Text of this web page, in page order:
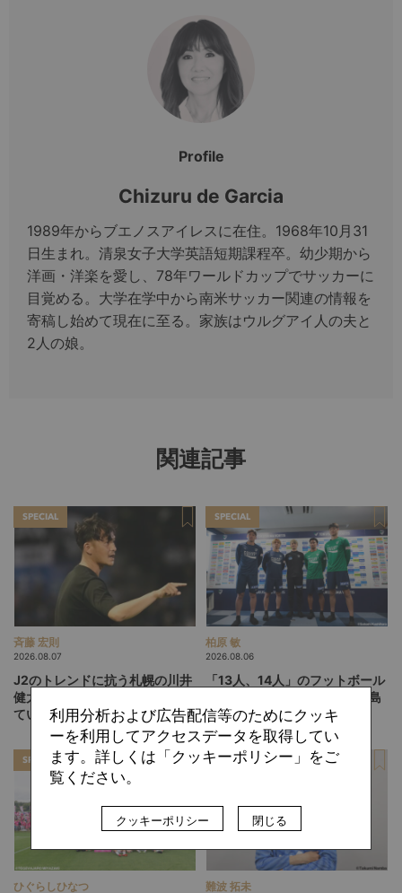
Profile
Chizuru de Garcia
1989年からブエノスアイレスに在住。1968年10月31
日生まれ。清泉女子大学英語短期課程卒。幼少期から
洋画・洋楽を愛し、78年ワールドカップでサッカーに
目覚める。大学在学中から南米サッカー関連の情報を
寄稿し始めて現在に至る。家族はウルグアイ人の夫と
2人の娘。
関連記事
SPECIAL
斉藤 宏則
2026.08.07
J2のトレンドに抗う札幌の川井
健太スタイル。「相手を突破し
ていく」鍵は多彩なWG陣の仕
SPECIAL
柏原 敏
2026.08.06
「13人、14人」のフットボール
は実現するか。吉本監督の徳島
ヴォルティスが描く“新章”
SPECIAL
ひぐらしひなつ
SPECIAL
難波 拓未
利用分析および広告配信等のためにクッキ
ーを利用してアクセスデータを取得してい
ます。詳しくは「クッキーポリシー」をご
覧ください。
クッキーポリシー 閉じる